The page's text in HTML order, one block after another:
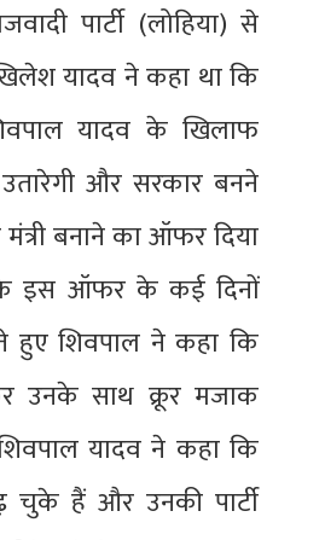
पार्टी (लोहिया) से
यादव ने कहा था कि
यादव के खिलाफ
उतारेगी और सरकार बनने
मंत्री बनाने का ऑफर दिया
इस ऑफर के कई दिनों
हुए शिवपाल ने कहा कि
उनके साथ क्रूर मजाक
यादव ने कहा कि
हैं और उनकी पार्टी